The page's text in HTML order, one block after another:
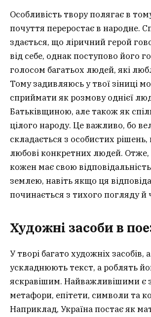
Особливість твору полягає в
почуття переростає в народне.
здається, що ліричний герой
від себе, однак поступово його
голосом багатьох людей, які
Тому задивляюсь у твої зіниці
сприймати як розмову однієї
Батьківщиною, але також як
цілого народу. Це важливо, бо
складається з особистих рішень,
любові конкретних людей. Отже,
кожен має свою
землею, навіть якщо ця
починається з тихого погляду й
Художні засоби в
У творі багато художніх засобів,
ускладнюють текст, а роблять
яскравішим. Найважливішими є
метафори, епітети, символи та
Наприклад, Україна постає як